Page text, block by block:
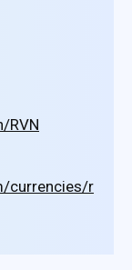
RVN
currencies/r